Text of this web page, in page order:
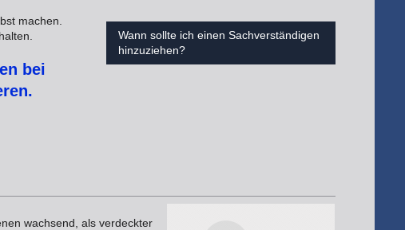
machen.
bei
Wann sollte ich einen Sachverständigen
hinzuziehen?
wachsend, als verdeckter